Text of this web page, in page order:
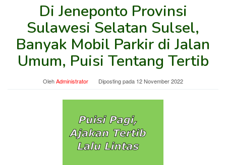
Di Jeneponto Provinsi
Sulawesi Selatan Sulsel,
Banyak Mobil Parkir di Jalan
Umum, Puisi Tentang Tertib
OlehAdministrator Diposting pada 12 November 2022